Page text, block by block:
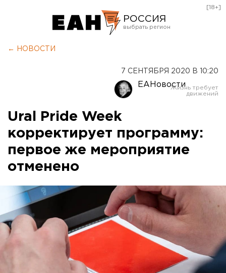
РОССИЯ
Оренбург
[18+]
← НОВОСТИ
7 СЕНТЯБРЯ 2020 В 10:20
ЕАНовости
Ural Pride Week
корректирует программу:
первое же мероприятие
отменено